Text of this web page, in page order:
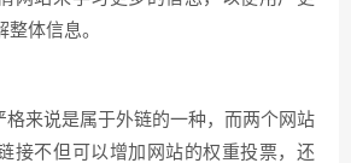
整体信息。
来说是属于外链的一种，而两个网站
接不但可以增加网站的权重投票，还